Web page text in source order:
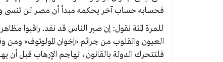
فحسابه حساب آخر يحكمه مبدأ أن مصر لن تنسى
للمرة المئة نقول: إن صبر الناس قد نفد. راقبوا
العيون والقلوب من جرائم «إخوان المولوتوف»
فلتتحرك الدولة بالقانون، تهاجم الإرهاب قبل أن